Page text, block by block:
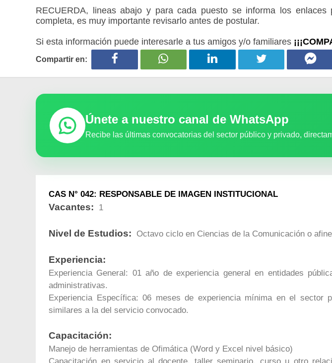
RECUERDA, lineas abajo y para cada puesto se informa los enlaces
completa, es muy importante revisarlo antes de postular.
Si esta información puede interesarle a tus amigos y/o familiares
Compartir en:
Únete a nuestro canal de WhatsApp
Recibe las últimas convocatorias del sector público y privado,
CAS N° 042: RESPONSABLE DE IMAGEN INSTITUCIONAL
Vacantes: 1
Nivel de Estudios: Octavo ciclo en Ciencias de la Comunicación o
Experiencia:
Experiencia General: 01 año de experiencia general en entidades
administrativas.
Experiencia Específica: 06 meses de experiencia mínima en el sector
similares a la del servicio convocado.
Capacitación:
Manejo de herramientas de Ofimática (Word y Excel nivel básico)